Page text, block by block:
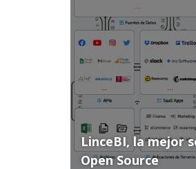
LinceBI, la mejor
Open Source